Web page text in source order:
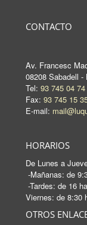
CONTACTO
Av. Francesc
08208 Sabadell -
Tel: 93 745 04 74
Fax: 93 745 15
E-mail:
HORARIOS
De Lunes a
-Mañanas: de
-Tardes: de 16
Viernes: de 8:30
OTROS